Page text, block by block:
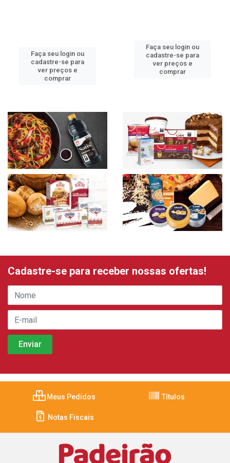
Faça seu login ou
cadastre-se para
ver preços e
comprar
Faça seu login ou
cadastre-se para
ver preços e
comprar
Cadastre-se para receber nossas ofertas!
Meus Pedidos Títulos
Notas Fiscais